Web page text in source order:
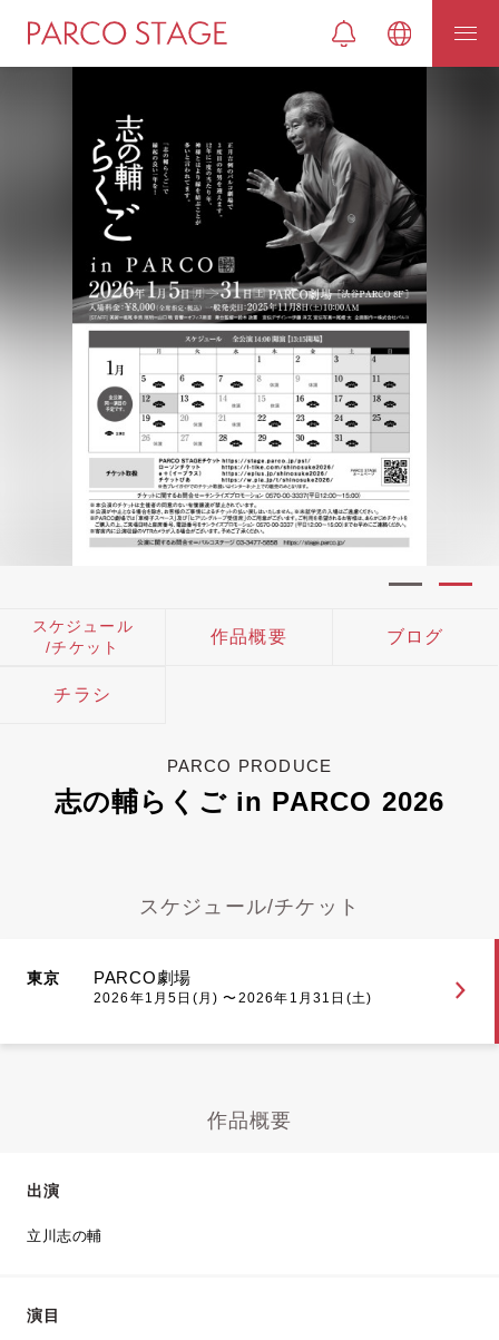
スケジュール
/チケット
作品概要 ブログ
チラシ
PARCO PRODUCE
志の輔らくご in PARCO 2026
スケジュール/チケット
東京 PARCO劇場
2026年1月5日(月) 〜2026年1月31日(土)
作品概要
出演
立川志の輔
演目